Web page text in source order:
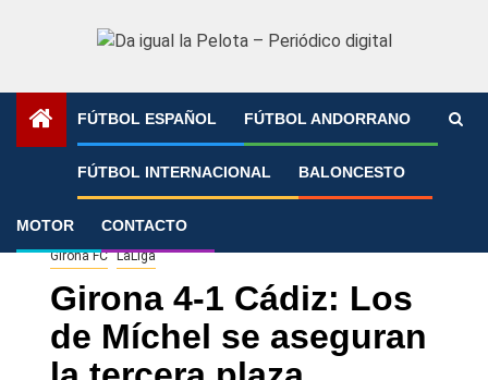
FÚTBOL ESPAÑOL FÚTBOL ANDORRANO
FÚTBOL INTERNACIONAL BALONCESTO
MOTOR CONTACTO
»
Girona FC LaLiga
Girona 4-1 Cádiz: Los
de Míchel se aseguran